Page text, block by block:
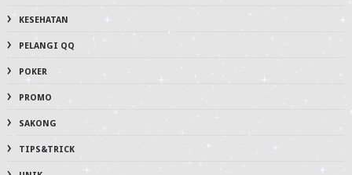
KESEHATAN
PELANGI QQ
POKER
PROMO
SAKONG
TIPS&TRICK